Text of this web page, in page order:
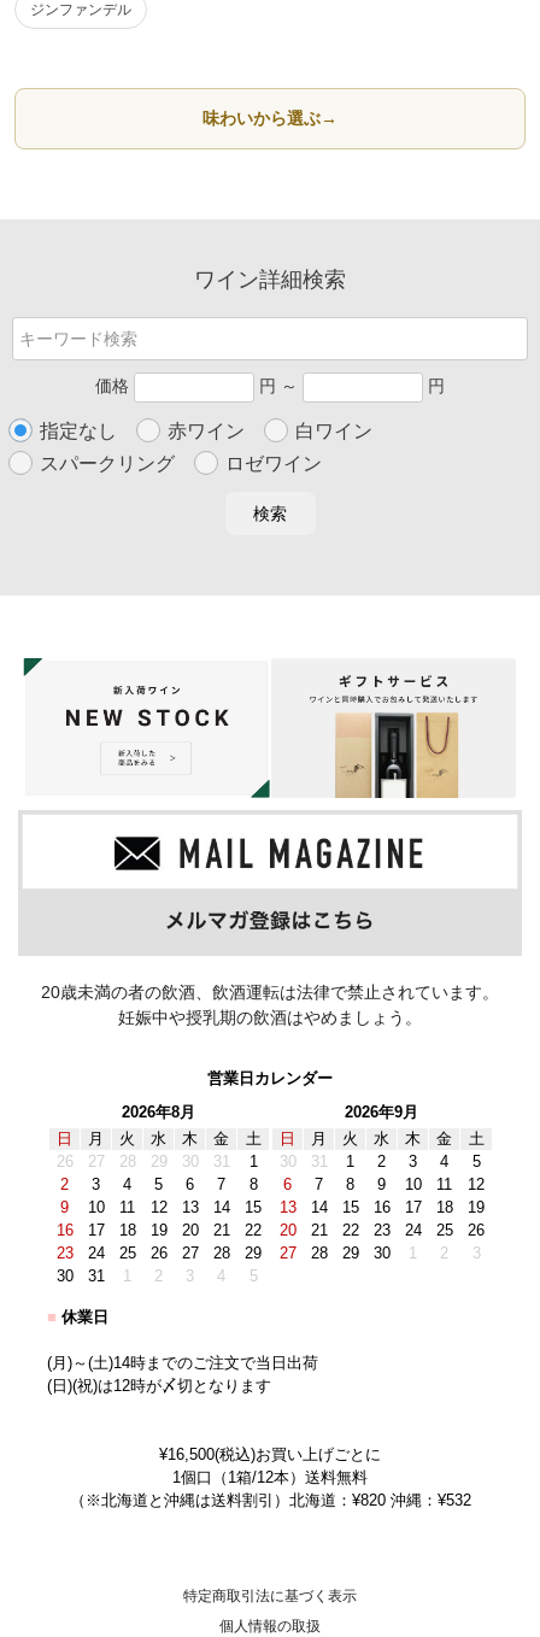
ジンファンデル
味わいから選ぶ→
ワイン詳細検索
価格 円 ～ 円
指定なし 赤ワイン
白ワイン
スパークリング
ロゼワイン
検索
20歳未満の者の飲酒、飲酒運転は法律で禁止されています。
妊娠中や授乳期の飲酒はやめましょう。
営業日カレンダー
2026年8月
日
月 火 水 木 金
土
26
27 28 29 30 31
1
2
3 4 5 6 7
8
9
10 11 12 13 14
15
16
17 18 19 20 21
22
23
24 25 26 27 28
29
30
31 1 2 3 4 5
2026年9月
日
月 火 水 木 金
土
30
31 1 2 3 4
5
6
7 8 9 10 11
12
13
14 15 16 17 18
19
20
21 22 23 24 25
26
27
28 29 30 1 2 3
■ 休業日
(月)～(土)14時までのご注文で当日出荷
(日)(祝)は12時が〆切となります
¥16,500(税込)お買い上げごとに
1個口（1箱/12本）送料無料
（※北海道と沖縄は送料割引）北海道：¥820 沖縄：¥532
特定商取引法に基づく表示
個人情報の取扱